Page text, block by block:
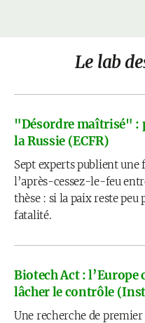
Le lab
"Désordre maîtrisé" :
la Russie (ECFR)
Sept experts publient
l’après-cessez-le-feu
thèse : si la paix reste peu
fatalité.
Biotech Act : l’Europe
lâcher le contrôle
Une recherche de